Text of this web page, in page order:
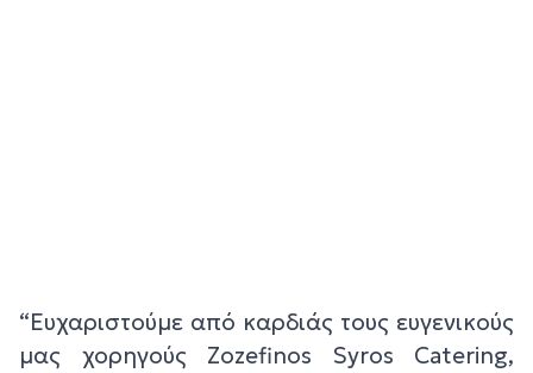
“Ευχαριστούμε από καρδιάς τους ευγενικούς
μας χορηγούς Zozefinos Syros Catering,